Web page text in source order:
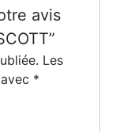
avis
Les
*